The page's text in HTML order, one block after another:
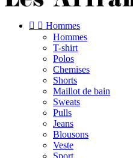
  Hommes
Hommes
T-shirt
Polos
Chemises
Shorts
Maillot de bain
Sweats
Pulls
Jeans
Blousons
Veste
Sport